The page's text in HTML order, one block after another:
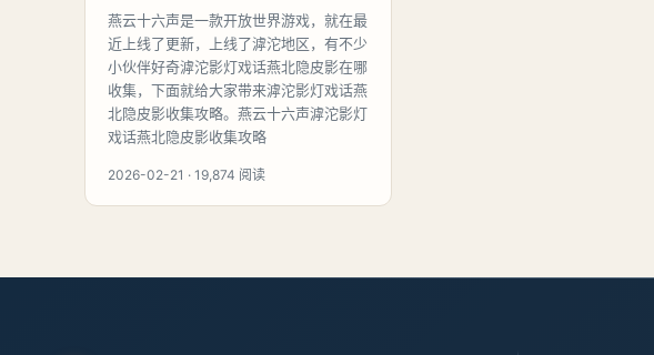
燕云十六声是一款开放世界游戏，就在最
近上线了更新，上线了滹沱地区，有不少
小伙伴好奇滹沱影灯戏话燕北隐皮影在哪
收集，下面就给大家带来滹沱影灯戏话燕
北隐皮影收集攻略。燕云十六声滹沱影灯
戏话燕北隐皮影收集攻略
2026-02-21 · 19,874 阅读